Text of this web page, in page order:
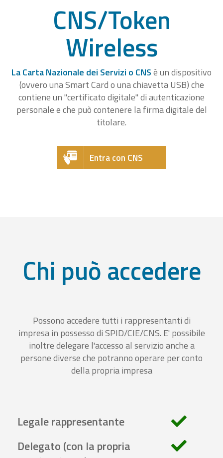
CNS/Token
Wireless
La Carta Nazionale dei Servizi o CNSè un dispositivo
(ovvero una Smart Card o una chiavetta USB) che
contiene un "certificato digitale" di autenticazione
personale e che può contenere la firma digitale del
titolare.
Entra con CNS
Chi può accedere
Possono accedere tutti i rappresentanti di
impresa in possesso di SPID/CIE/CNS. E' possibile
inoltre delegare l'accesso al servizio anche a
persone diverse che potranno operare per conto
della propria impresa
Legale rappresentante
Delegato (con la propria